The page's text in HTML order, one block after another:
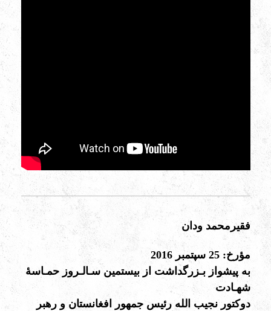
فقیرمحمد ودان
مؤرخ: 25 سپتمبر 2016
به پیشواز بـزرگداشت از بیستمین سـالـروز حمـاسۀ
شهـادت
دوکتور نجیب الله رئیس جمهور افغانستان و رهبر